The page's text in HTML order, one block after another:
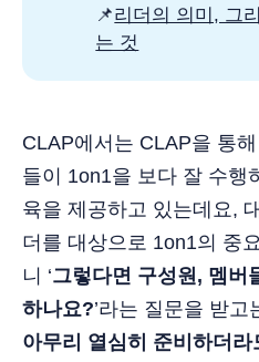
📌리더의 의미, 그
는 것
CLAP에서는 CLAP을 통
들이 1on1을 보다 잘 수행
육을 제공하고 있는데요,
더를 대상으로 1on1의 중
니 ‘그렇다면 구성원, 멤버
하나요?’라는 질문을 받고
아무리 열심히 준비하더